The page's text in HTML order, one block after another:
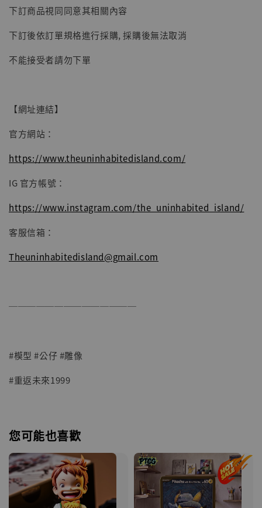
下訂商品視同同意其相關內容
下訂後依訂單規格進行採購, 採購後無法取消
不能接受者請勿下單
【網址連結】
官方網站：
https://www.theuninhabitedisland.com/
IG 官方帳號：
https://www.instagram.com/the_uninhabited_island/
客服信箱：
Theuninhabitedisland@gmail.com
──────────────
#模型 #公仔 #雕像
#重返未來1999
您可能也喜歡